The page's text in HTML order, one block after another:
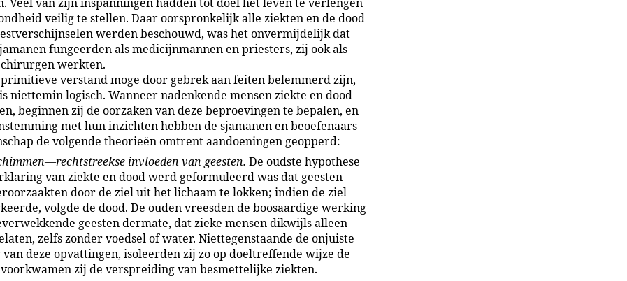
veilig te stellen. Daar oorspronkelijk alle ziekten en de dood
werden beschouwd, was het onvermijdelijk dat
fungeerden als medicijnmannen en priesters, zij ook als
werkten.
verstand moge door gebrek aan feiten belemmerd zijn,
niettemin logisch. Wanneer nadenkende mensen ziekte en dood
beginnen zij de oorzaken van deze beproevingen te bepalen, en
met hun inzichten hebben de sjamanen en beoefenaars
de volgende theorieën omtrent aandoeningen geopperd:
invloeden van geesten. De oudste hypothese
van ziekte en dood werd geformuleerd was dat geesten
door de ziel uit het lichaam te lokken; indien de ziel
volgde de dood. De ouden vreesden de boosaardige werking
geesten dermate, dat zieke mensen dikwijls alleen
zelfs zonder voedsel of water. Niettegenstaande de onjuiste
van deze opvattingen, isoleerden zij zo op doeltreffende wijze de
zij de verspreiding van besmettelijke ziekten.